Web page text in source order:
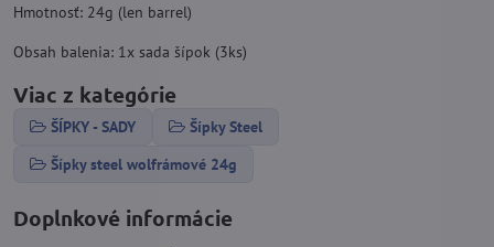
Hmotnosť: 24g (len barrel)
Obsah balenia: 1x sada šípok (3ks)
Viac z kategórie
ŠÍPKY - SADY
Šípky Steel
Šípky steel wolfrámové 24g
Doplnkové informácie